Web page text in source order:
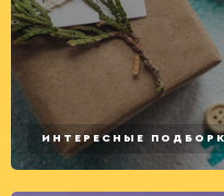
КОНСЕРВАЦИЯ
ИНТЕРЕСНЫЕ